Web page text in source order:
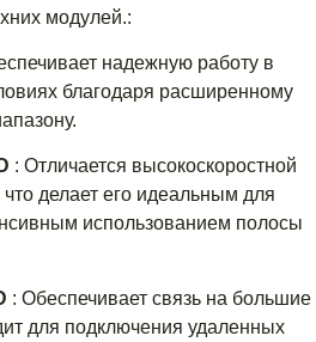
модулей.:
надежную работу в
благодаря расширенному
: Отличается высокоскоростной
делает его идеальным для
использованием полосы
: Обеспечивает связь на большие
для подключения удаленных